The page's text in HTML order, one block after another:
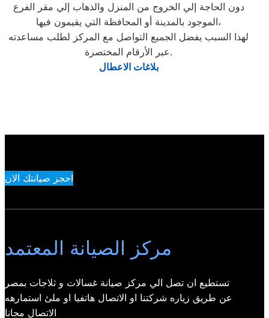
دون الحاجة إلي الخروج من المنزل والذهاب إلي مقر الفرع
الموجود بالمدينة أو المحافظة التي يقيمون فيها،
لهذا السبب يفضل الجميع التواصل مع المركز لطلب مساعدته
عبر الأرقام المختصرة.
بلاغات الاعطال
احجز صيانتك الان
مركز الصيانة المعتمد
تستطيع ان تصل الي مركز صيانة غسالات و ثلاجات بمصر
عن طريق زياره شركتنا او الاتصال هاتفيا او ملئ استمارهه
الاتصال مجانا